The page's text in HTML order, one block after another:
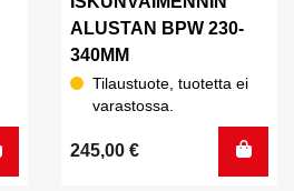
ALUSTAN BPW 230-
340MM
Tilaustuote, tuotetta ei
varastossa.
245,00 €